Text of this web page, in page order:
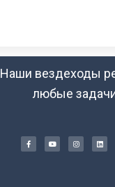
Наши вездеходы
любые